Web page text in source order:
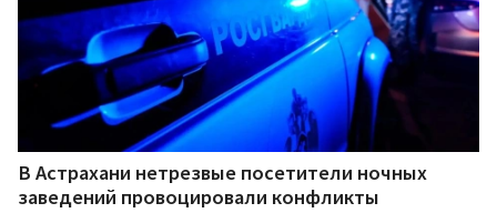
В Астрахани нетрезвые посетители ночных
заведений провоцировали конфликты